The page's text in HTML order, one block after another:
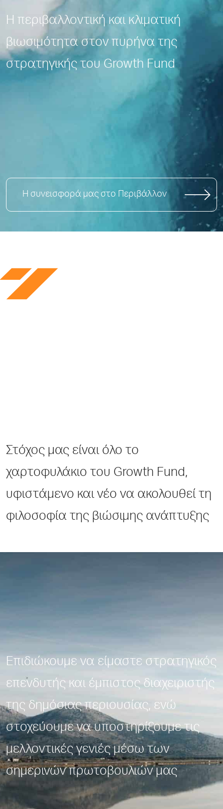
Η περιβαλλοντική και κλιματική
βιωσιμότητα στον πυρήνα της
στρατηγικής του Growth Fund
Η συνεισφορά μας στο Περιβάλλον
Στόχος μας είναι όλο το
χαρτοφυλάκιο του Growth Fund,
υφιστάμενο και νέο να ακολουθεί τη
φιλοσοφία της βιώσιμης ανάπτυξης
Επιδιώκουμε να είμαστε στρατηγικός
επενδυτής και έμπιστος διαχειριστής
της δημόσιας περιουσίας, ενώ
στοχεύουμε να υποστηρίξουμε τις
μελλοντικές γενιές μέσω των
σημερινών πρωτοβουλιών μας